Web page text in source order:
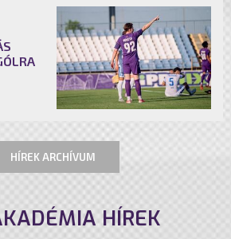
HÍREK ARCHÍVUM
HÍREK